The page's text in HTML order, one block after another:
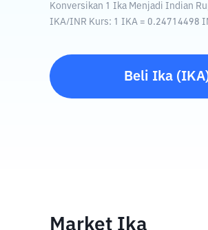
Konversikan 1 Ika Menjadi Indian
IKA/INR Kurs: 1 IKA = 0.24714498
Beli Ika(IKA
Market Ika